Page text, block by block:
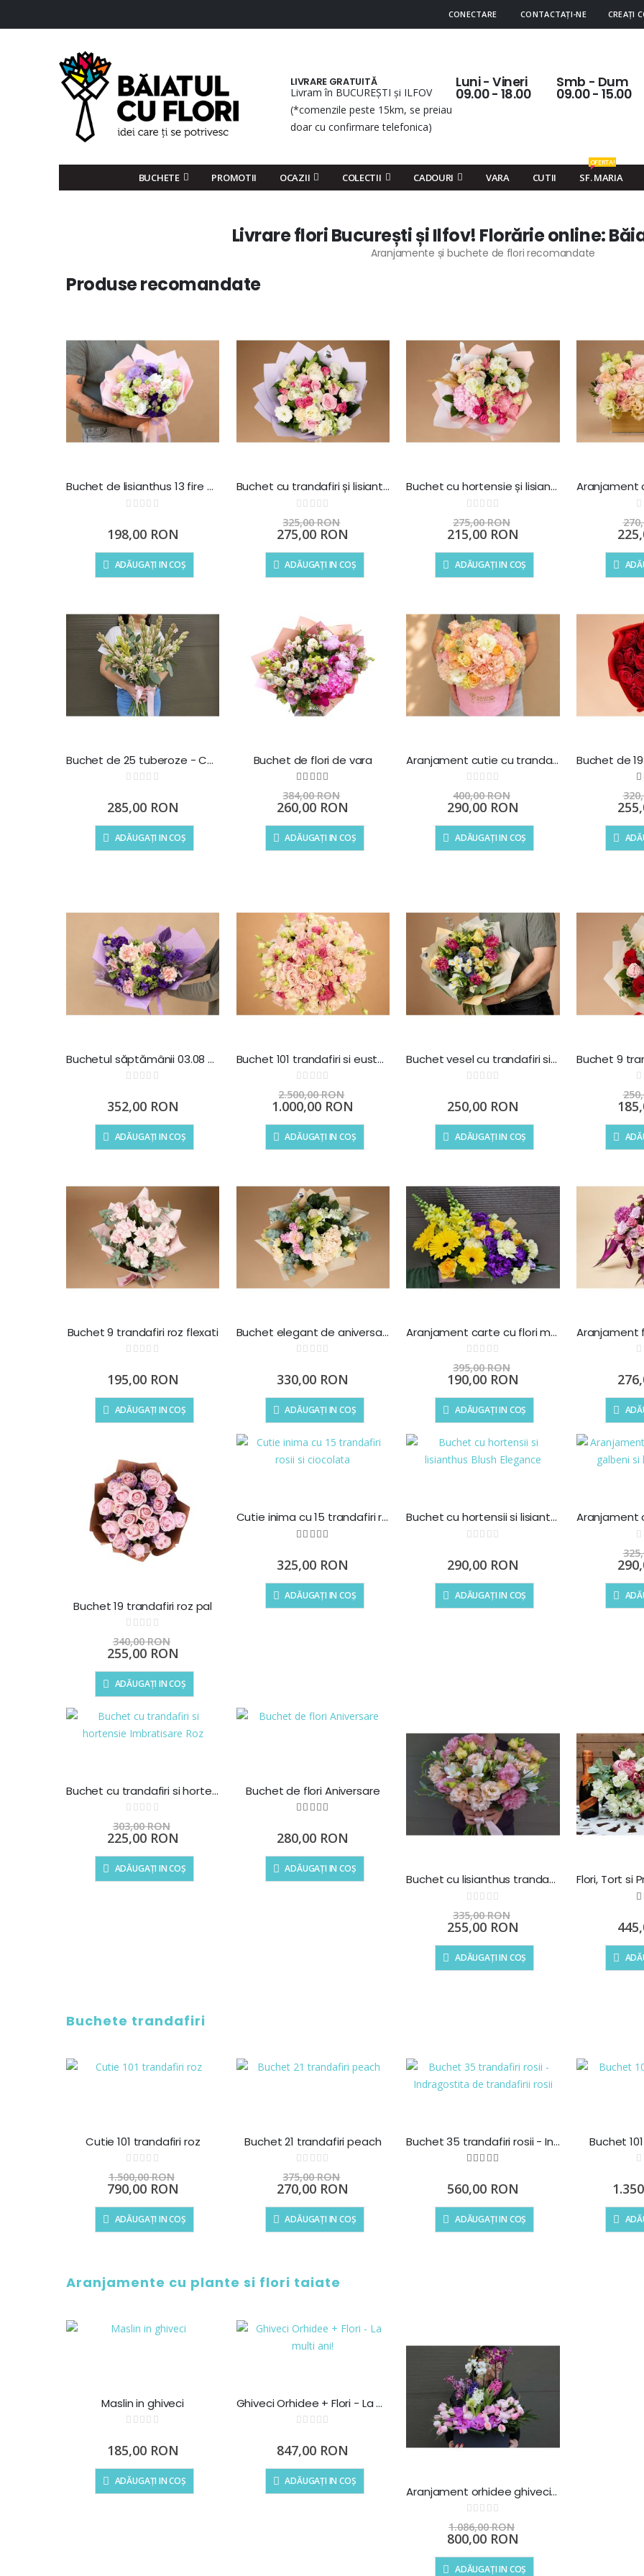
CONECTARE CONTACTAȚI-NE CREAȚI
LIVRARE GRATUITĂ
Livram în BUCUREȘTI și ILFOV
(*comenzile peste 15km, se preiau
doar cu confirmare telefonica)
Luni - Vineri
09.00 - 18.00
Smb - Dum
09.00 - 15.00
BUCHETE PROMOTII OCAZII COLECTII CADOURI VARA CUTII SF. MARIA
OFERTA!
Livrare flori București și Ilfov! Florărie online:
Aranjamente și buchete de flori recomandate
Produse recomandate
Buchet de lisianthus 13 fire multicolor
Rating:
198,00 RON
ADĂUGAȚI IN COȘ
Buchet cu trandafiri și lisianthus – Pink Harmony
Rating:
325,00 RON
Preț
special
275,00 RON
ADĂUGAȚI IN COȘ
Buchet cu hortensie și lisianthus - Soft Elegance
Rating:
275,00 RON
Preț
special
215,00 RON
ADĂUGAȚI IN COȘ
Preț
special
Buchet de 25 tuberoze - Chiparoase
Rating:
285,00 RON
ADĂUGAȚI IN COȘ
Buchet de flori de vara
Rating:
% of
384,00 RON
Preț
special
260,00 RON
ADĂUGAȚI IN COȘ
Aranjament cutie cu trandafiri si lisianthus
Rating:
0%
400,00 RON
Preț
special
290,00 RON
ADĂUGAȚI IN COȘ
Preț
special
Buchetul săptămânii 03.08 - 09.08
Rating:
352,00 RON
ADĂUGAȚI IN COȘ
Buchet 101 trandafiri si eustoma roz
Rating:
0%
2.500,00 RON
Preț
special
1.000,00 RON
ADĂUGAȚI IN COȘ
Buchet vesel cu trandafiri si irisi
Rating:
250,00 RON
ADĂUGAȚI IN COȘ
0%
Preț
special
Buchet 9 trandafiri roz flexati
Rating:
195,00 RON
ADĂUGAȚI IN COȘ
Buchet elegant de aniversare cu flori pastelate
Rating:
330,00 RON
ADĂUGAȚI IN COȘ
Aranjament carte cu flori mov si galben
Rating:
0%
395,00 RON
Preț
special
190,00 RON
ADĂUGAȚI IN COȘ
Buchet 19 trandafiri roz pal
Rating:
0%
340,00 RON
Preț
special
255,00 RON
ADĂUGAȚI IN COȘ
Cutie inima cu 15 trandafiri rosii si ciocolata
Rating:
325,00 RON
ADĂUGAȚI IN COȘ
Buchet cu hortensii si lisianthus Blush Elegance
Rating:
290,00 RON
ADĂUGAȚI IN COȘ
Preț
special
Buchet cu trandafiri si hortensie Imbratisare Roz
Rating:
0%
303,00 RON
Preț
special
225,00 RON
ADĂUGAȚI IN COȘ
Buchet de flori Aniversare
Rating:
280,00 RON
ADĂUGAȚI IN COȘ
Buchet cu lisianthus trandafiri si frezii
Rating:
335,00 RON
Preț
special
255,00 RON
ADĂUGAȚI IN COȘ
Buchete trandafiri
Cutie 101 trandafiri roz
Rating:
0%
1.500,00 RON
Preț
special
790,00 RON
ADĂUGAȚI IN COȘ
Buchet 21 trandafiri peach
Rating:
0%
375,00 RON
Preț
special
270,00 RON
ADĂUGAȚI IN COȘ
Buchet 35 trandafiri rosii - Indragostita de trandafirii rosii
Rating:
560,00 RON
ADĂUGAȚI IN COȘ
Buchet
Aranjamente cu plante si flori taiate
Maslin in ghiveci
Rating:
185,00 RON
ADĂUGAȚI IN COȘ
Ghiveci Orhidee + Flori - La multi ani!
Rating:
847,00 RON
ADĂUGAȚI IN COȘ
Aranjament orhidee ghiveci si zambile bulbi
Rating:
0%
1.086,00 RON
Preț
special
800,00 RON
ADĂUGAȚI IN COȘ